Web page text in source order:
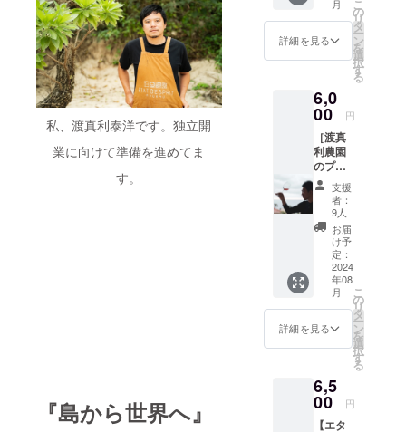
私、渡真利泰洋です。独立開
業に向けて準備を進めてま
す。
『島から世界へ』
開業準備 数を買
えばバ
カにな
お願い
致しま
す。 ・
現地の
シェフ
が食べ
ている
写真と
お礼
メッ
セージ
をお送
りしま
す。 ※
豆腐餻
のリ
ターン
※製造業
者さ
ん、生
モング
ラスバ
ターを
限定で
返礼品
復活し
ます。
※内容量
80g ※送
料はお
客様負
担とな
りま
す。ご
了承く
ださい
ませ。
※ 「原
材料及
び添加
物等の
食品表
ベルに
表記さ
れま
す。 商
月
詳細を見る
こ
の
リ
タ
ー
ン
を
選
択
す
る
6,0
00 円
［渡真
利農園
のプレ
ミアム
マン
ゴー
ジュー
ス］
2023年
8月。宮
古島の
農作物
の循環
の一部
になれ
ればと
いで、
島の駅
みやこ
内に私
支援
者：
9人
お届
け予
定：
2024
年08
月
詳細を見る
こ
の
リ
タ
ー
ン
を
選
択
す
る
6,5
00 円
【エタ